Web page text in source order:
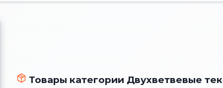
Товары категории Двухветвевые